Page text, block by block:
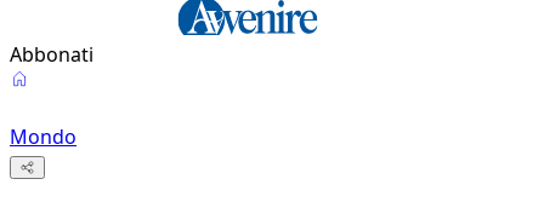
Abbonati
Mondo